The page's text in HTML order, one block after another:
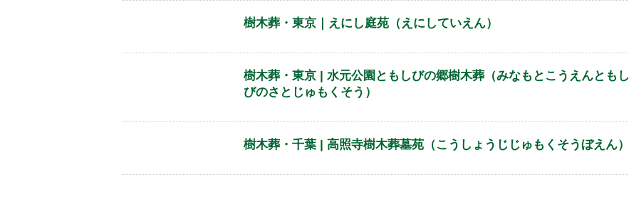
樹木葬・東京｜えにし庭苑（えにしていえん）
樹木葬・東京 | 水元公園ともしびの郷樹木葬（みなもとこうえんともし
びのさとじゅもくそう）
樹木葬・千葉 | 高照寺樹木葬墓苑（こうしょうじじゅもくそうぼえん）